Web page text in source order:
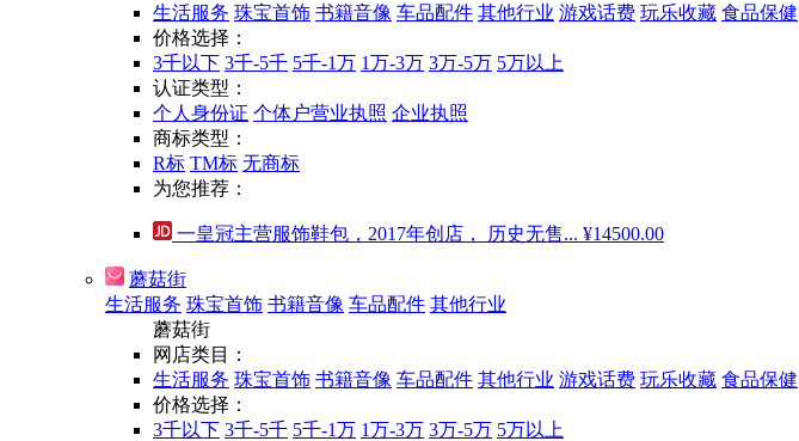
生活服务 珠宝首饰 书籍音像 车品配件 其他行业 游戏话费 玩乐收藏 食品保健
价格选择：
3千以下 3千-5千 5千-1万 1万-3万 3万-5万 5万以上
认证类型：
个人身份证 个体户营业执照 企业执照
商标类型：
R标 TM标 无商标
为您推荐：
一皇冠主营服饰鞋包，2017年创店， 历史无售... ¥14500.00
蘑菇街
生活服务 珠宝首饰 书籍音像 车品配件 其他行业
蘑菇街
网店类目：
生活服务 珠宝首饰 书籍音像 车品配件 其他行业 游戏话费 玩乐收藏 食品保健
价格选择：
3千以下 3千-5千 5千-1万 1万-3万 3万-5万 5万以上